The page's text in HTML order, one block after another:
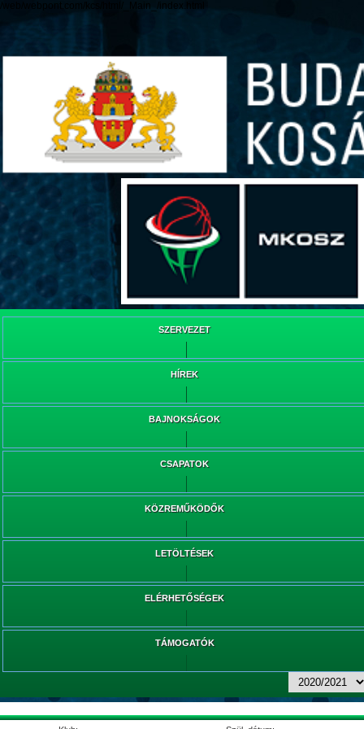
/web/webpont.com/kcs/html/_Main_/index.html
SZERVEZET
HÍREK
BAJNOKSÁGOK
CSAPATOK
KÖZREMŰKÖDŐK
LETÖLTÉSEK
ELÉRHETŐSÉGEK
TÁMOGATÓK